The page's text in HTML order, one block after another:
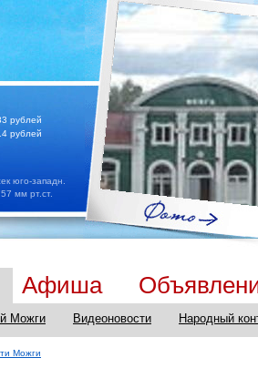
рублей
рублей
юго-западн.
мм рт.ст.
Афиша
Можги Видеоновости Народный
Можги